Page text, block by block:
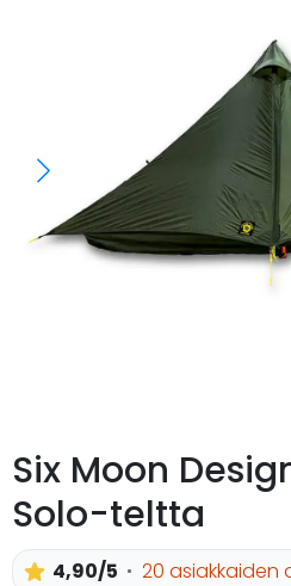
Six Moon
Solo-teltta
4,90/5
20 asiakkaiden